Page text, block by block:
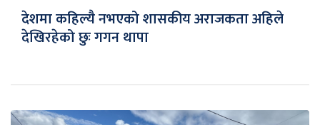
देशमा कहिल्यै नभएको शासकीय अराजकता अहिले
देखिरहेको छुः गगन थापा